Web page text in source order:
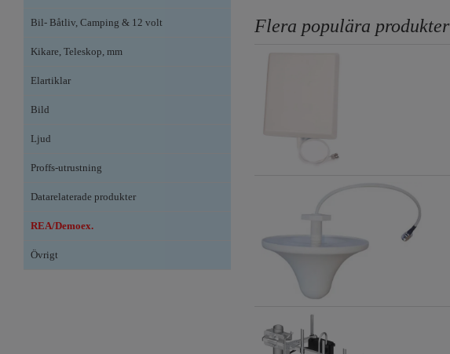
Bil- Båtliv, Camping & 12 volt
Kikare, Teleskop, mm
Elartiklar
Bild
Ljud
Proffs-utrustning
Datarelaterade produkter
REA/Demoex.
Övrigt
Flera populära produkter